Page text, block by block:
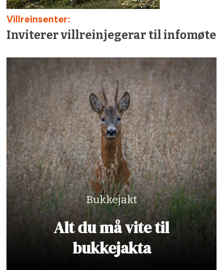
Villreinsenter:
Inviterer villreinjegerar til infomøte
Bukkejakt
Alt du må vite til
bukkejakta